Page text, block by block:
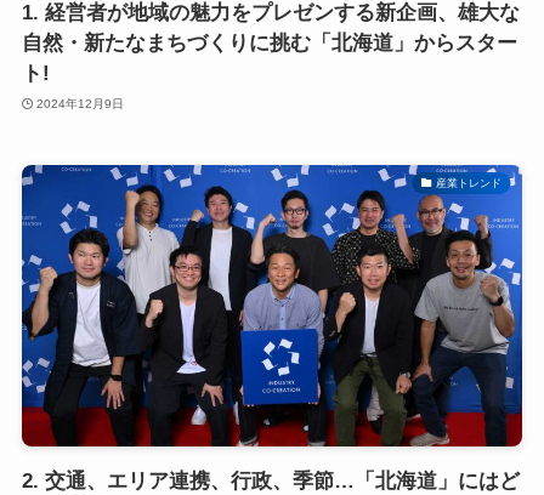
1. 経営者が地域の魅力をプレゼンする新企画、雄大な
自然・新たなまちづくりに挑む「北海道」からスター
ト!
2024年12月9日
産業トレンド
2. 交通、エリア連携、行政、季節…「北海道」にはど